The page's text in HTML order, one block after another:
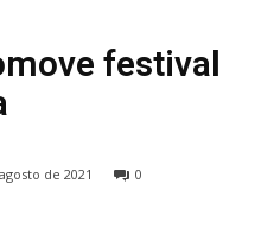
festival
de 2021 0